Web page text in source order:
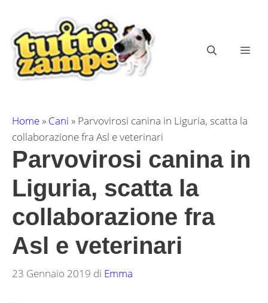
contenuto
Home» Cani » Parvovirosi canina in Liguria, scatta la
collaborazione fra Asl e veterinari
Parvovirosi canina in
Liguria, scatta la
collaborazione fra
Asl e veterinari
23 Gennaio 2019 di Emma